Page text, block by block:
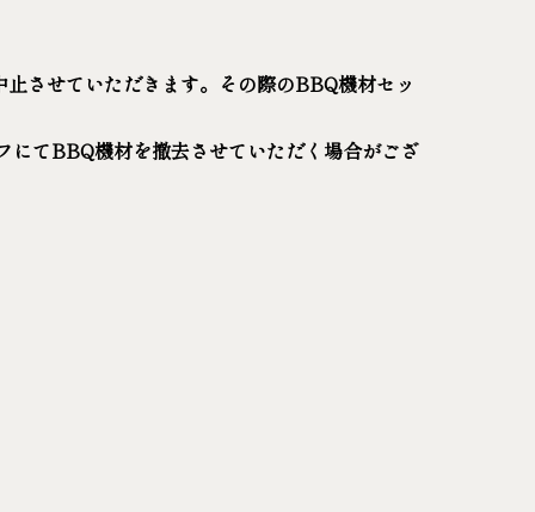
させていただきます。その際のBBQ機材セッ
てBBQ機材を撤去させていただく場合がござ